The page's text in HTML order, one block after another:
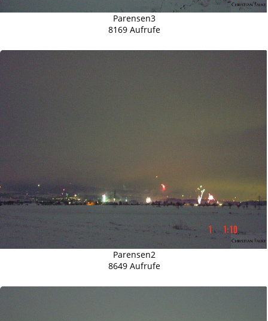
Parensen3
8169 Aufrufe
Parensen2
8649 Aufrufe